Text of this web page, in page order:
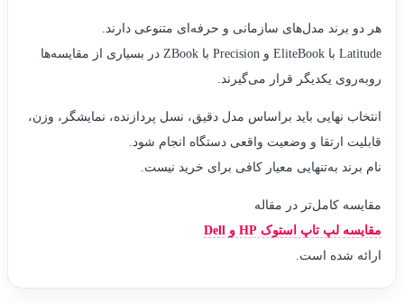
هر دو برند مدل‌های سازمانی و حرفه‌ای متنوعی دارند.
Latitude با EliteBook و Precision با ZBook در بسیاری از مقایسه‌ها
روبه‌روی یکدیگر قرار می‌گیرند.
انتخاب نهایی باید براساس مدل دقیق، نسل پردازنده، نمایشگر، وزن،
قابلیت ارتقا و وضعیت واقعی دستگاه انجام شود.
نام برند به‌تنهایی معیار کافی برای خرید نیست.
مقایسه کامل‌تر در مقاله
مقایسه لپ تاپ استوک HP و Dell
ارائه شده است.